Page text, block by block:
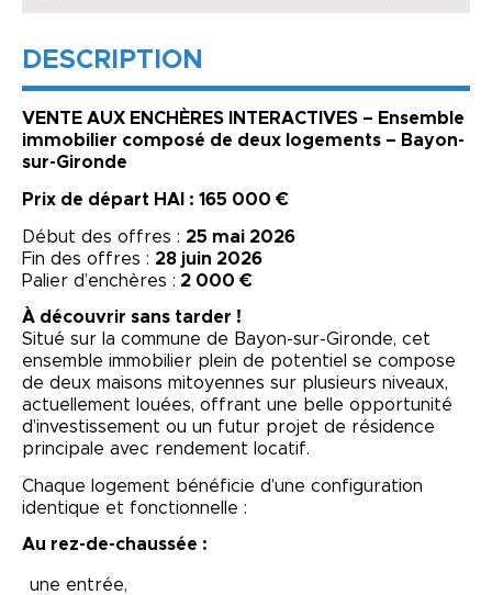
DESCRIPTION
VENTE AUX ENCHÈRES INTERACTIVES – Ensemble
immobilier composé de deux logements – Bayon-
sur-Gironde
Prix de départ HAI : 165 000 €
Début des offres : 25 mai 2026
Fin des offres : 28 juin 2026
Palier d’enchères : 2 000 €
À découvrir sans tarder !
Situé sur la commune de Bayon-sur-Gironde, cet
ensemble immobilier plein de potentiel se compose
de deux maisons mitoyennes sur plusieurs niveaux,
actuellement louées, offrant une belle opportunité
d’investissement ou un futur projet de résidence
principale avec rendement locatif.
Chaque logement bénéficie d’une configuration
identique et fonctionnelle :
Au rez-de-chaussée :
une entrée,